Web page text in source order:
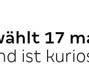
17
ist